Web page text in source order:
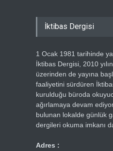
İktibas Dergisi
1 Ocak 1981 tarihinde
İktibas Dergisi, 2010
üzerinden de yayına
faaliyetini sürdüren
kurulduğu büroda
ağırlamaya devam
bulunan lokalde günlük
dergileri okuma imkanı
Adres :